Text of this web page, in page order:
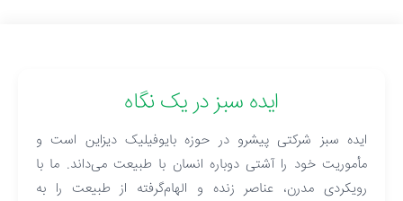
ایده سبز در یک نگاه
ایده سبز شرکتی پیشرو در حوزه بایوفیلیک دیزاین است و
مأموریت خود را آشتی دوباره انسان با طبیعت می‌داند. ما با
رویکردی مدرن، عناصر زنده و الهام‌گرفته از طبیعت را به